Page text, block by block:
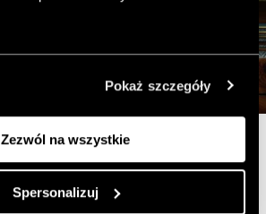
Pokaż szczegóły
Zezwól na wszystkie
Spersonalizuj